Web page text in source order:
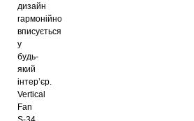
дизайн
гармонійно
вписується
у
будь-
який
інтер’єр.
Vertical
Fan